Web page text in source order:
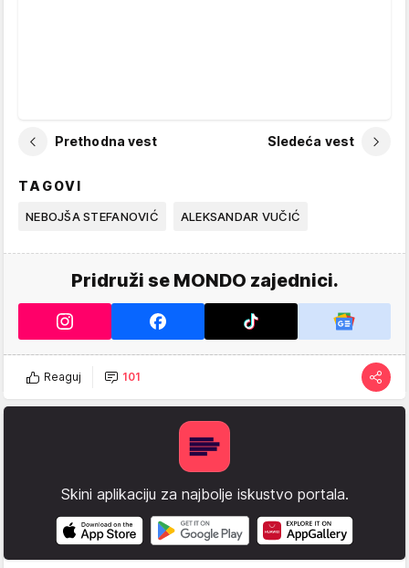
Prethodna vest Sledeća vest
TAGOVI
NEBOJŠA STEFANOVIĆ ALEKSANDAR VUČIĆ
Pridruži se MONDO zajednici.
Reaguj 101
Skini aplikaciju za najbolje iskustvo portala.